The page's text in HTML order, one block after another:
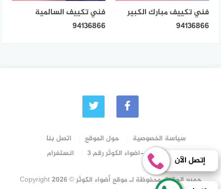
فني تكييف مبارك الكبير
94136866
فني تكييف السالمية
94136866
سياسة الخصوصية حول الموقع
اتصل بنا
رقم الترخيص -اضواء الكوثر رقم 3
انستغرام
جميع الحقوق محفوظة لـ موقع أضواء الكوثر © Copyright 2026
إتصل الآن